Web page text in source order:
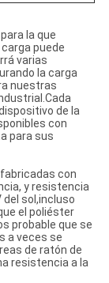
la que
puede
varias
la carga
nuestras
de la
con
para sus
con
y resistencia
del sol,incluso
el poliéster
probable que se
a veces se
de ratón de
resistencia a la